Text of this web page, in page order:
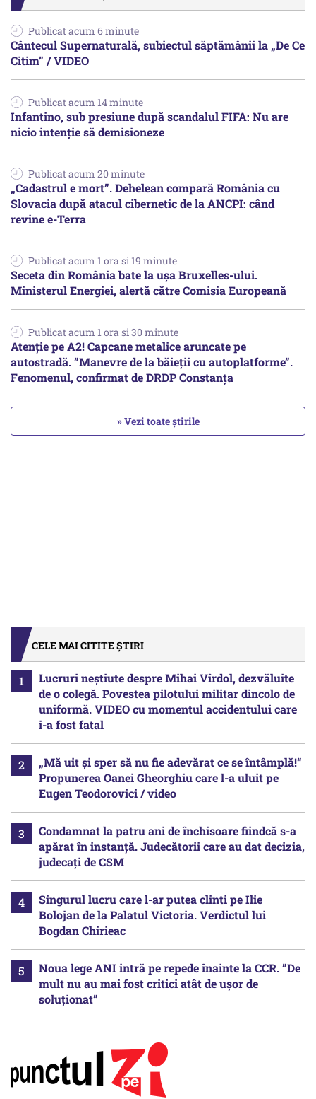
Publicat acum 6 minute
Cântecul Supernaturală, subiectul săptămânii la „De Ce
Citim” / VIDEO
Publicat acum 14 minute
Infantino, sub presiune după scandalul FIFA: Nu are
nicio intenție să demisioneze
Publicat acum 20 minute
„Cadastrul e mort”. Dehelean compară România cu
Slovacia după atacul cibernetic de la ANCPI: când
revine e-Terra
Publicat acum 1 ora si 19 minute
Seceta din România bate la ușa Bruxelles-ului.
Ministerul Energiei, alertă către Comisia Europeană
Publicat acum 1 ora si 30 minute
Atenție pe A2! Capcane metalice aruncate pe
autostradă. ”Manevre de la băieții cu autoplatforme”.
Fenomenul, confirmat de DRDP Constanța
» Vezi toate știrile
CELE MAI CITITE ȘTIRI
Lucruri neștiute despre Mihai Vîrdol, dezvăluite
de o colegă. Povestea pilotului militar dincolo de
uniformă. VIDEO cu momentul accidentului care
i-a fost fatal
„Mă uit și sper să nu fie adevărat ce se întâmplă!“
Propunerea Oanei Gheorghiu care l-a uluit pe
Eugen Teodorovici / video
Condamnat la patru ani de închisoare fiindcă s-a
apărat în instanță. Judecătorii care au dat decizia,
judecați de CSM
Singurul lucru care l-ar putea clinti pe Ilie
Bolojan de la Palatul Victoria. Verdictul lui
Bogdan Chirieac
Noua lege ANI intră pe repede înainte la CCR. ”De
mult nu au mai fost critici atât de ușor de
soluționat”